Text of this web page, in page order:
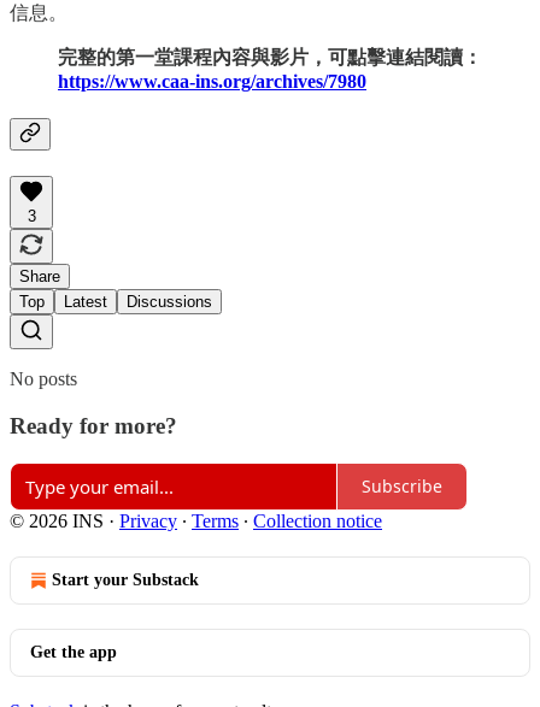
信息。
完整的第一堂課程內容與影片，可點擊連結閱讀：
https://www.caa-ins.org/archives/7980
3
Share
Top
Latest Discussions
No posts
Ready for more?
Subscribe
© 2026 INS · Privacy ∙ Terms ∙ Collection notice
Start your Substack
Get the app